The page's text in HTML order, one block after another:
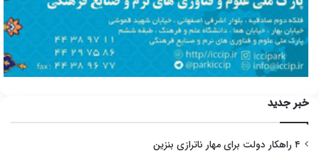
خبر جدید
۴ راهکار دولت برای مهار ناترازی بنزین